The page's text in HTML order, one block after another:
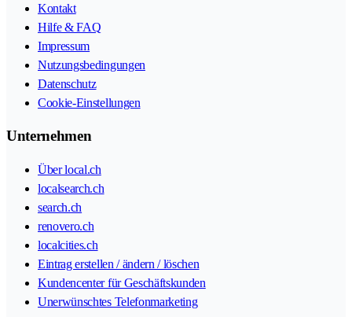
Kontakt
Hilfe & FAQ
Impressum
Nutzungsbedingungen
Datenschutz
Cookie-Einstellungen
Unternehmen
Über local.ch
localsearch.ch
search.ch
renovero.ch
localcities.ch
Eintrag erstellen / ändern / löschen
Kundencenter für Geschäftskunden
Unerwünschtes Telefonmarketing